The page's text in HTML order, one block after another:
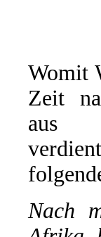
Womit
Zeit
aus
Nach